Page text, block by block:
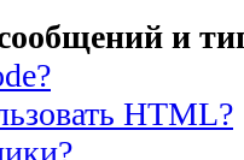
и
HTML?